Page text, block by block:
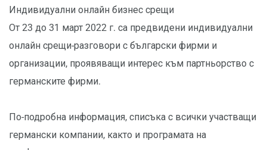
Индивидуални онлайн бизнес срещи
От 23 до 31 март 2022 г. са предвидени индивидуални
онлайн срещи-разговори с български фирми и
организации, проявяващи интерес към партньорство с
германските фирми.
По-подробна информация, списъка с всички участващи
германски компании, както и програмата на